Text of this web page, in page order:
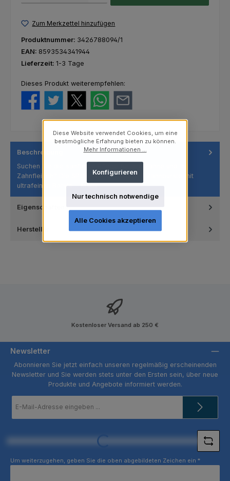
Zum Merkzettel hinzufügen
Produktnummer: 3426788094/1
EAN: 8593534341944
Lieferzeit: 1-3 Tage
Dieses Produkt weiterempfehlen:
Beschreibung
Suchen Sie die sanfteste Pflege für Ihre Zähne und Ihr
Zahnfleisch? Die SPOKAR X ULTRASOFT Zahnbürste mit
ultrafeinen Borste…
Mehr
Eigenschaften
Hersteller
Kostenloser Versand ab 250 €
Newsletter
Abonnieren Sie jetzt einfach unseren regelmäßig erscheinenden
Newsletter und Sie werden stets unter den Ersten sein, über neue
Produkte und Angebote informiert werden.
Mail-
Loading...
Um weiterzugehen, geben Sie die oben abgebildeten Zeichen ein *
Diese Website verwendet Cookies, um eine
bestmögliche Erfahrung bieten zu können.
Mehr Informationen ...
Nur technisch notwendige
Konfigurieren
Alle Cookies akzeptieren